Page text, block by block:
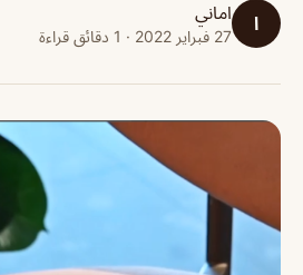
ا اماني
27 فبراير 2022 · 1 دقائق قراءة